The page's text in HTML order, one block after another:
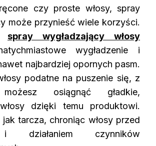
czy proste włosy, spray
może przynieść wiele korzyści.
spray wygładzający włosy
wygładzenie i
najbardziej opornych pasm.
podatne na puszenie się, z
osiągnąć gładkie,
dzięki temu produktowi.
jak tarcza, chroniąc włosy przed
działaniem czynników